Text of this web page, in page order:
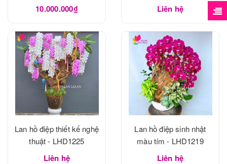
10.000.000₫ Liên hệ
Lan hồ điệp thiết kế nghệ
thuật - LHD1225
Liên hệ
Lan hồ điệp sinh nhật
màu tím - LHD1219
Liên hệ